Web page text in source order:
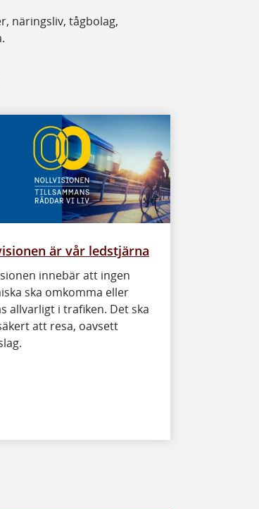
näringsliv, tågbolag,
är vår ledstjärna
innebär att ingen
ska omkomma eller
allvarligt i trafiken. Det ska
att resa, oavsett